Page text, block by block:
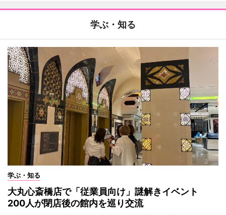
学ぶ・知る
学ぶ・知る
大丸心斎橋店で「従業員向け」謎解きイベント
200人が閉店後の館内を巡り交流